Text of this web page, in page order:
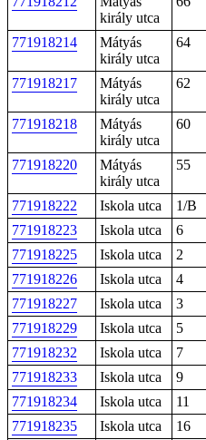
király utca
771918214
Mátyás
király utca
64
771918217
Mátyás
király utca
62
771918218
Mátyás
király utca
60
771918220
Mátyás
király utca
55
771918222 Iskola utca 1/B
771918223
Iskola utca 6
771918225
Iskola utca 2
771918226
Iskola utca 4
771918227
Iskola utca 3
771918229
Iskola utca 5
771918232
Iskola utca 7
771918233
Iskola utca 9
771918234
Iskola utca 11
771918235
Iskola utca 16